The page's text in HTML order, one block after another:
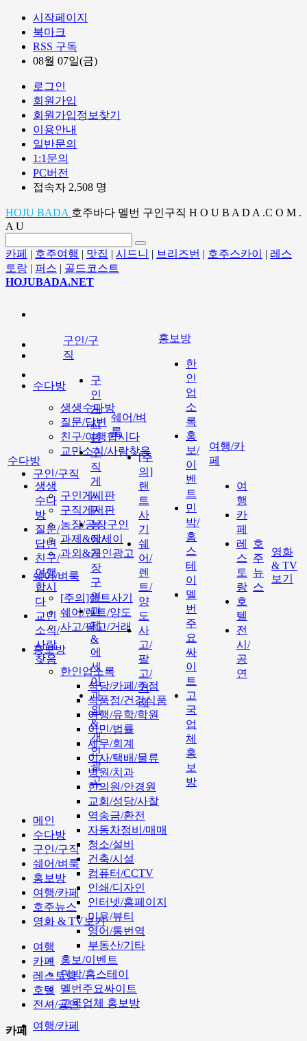
시작페이지
북마크
RSS 구독
08월 07일(금)
로그인
회원가입
회원가입정보찾기
이용안내
일반문의
1:1문의
PC버전
접속자 2,508 명
HOJU BADA 호주바다 멜번 구인구직 H O U B A D A .C O M .
A U
카페 | 호주여행 | 맛집 | 시드니 | 브리즈번 | 호주스카이 | 레스
토랑 | 퍼스 | 골드코스트
HOJUBADA.NET
수다방
생생수다방
질문/답변
친구/여행합시다
교민소식/사람찾음
구인/구직
구인게시판
구직게시판
농장/공장구인
과제&에세이
과외&개인광고
쉐어/벼룩
[주의]랜트사기
쉐어/렌트/양도
사고/팔고/거래
홍보방
한인업소록
식당/카페/주점
식품점/건강식품
여행/유학/학원
이민/법률
세무/회계
이사/택배/물류
병원/치과
한의원/안경원
교회/성당/사찰
역송금/환전
자동차정비/매매
청소/설비
건축/시설
컴퓨터/CCTV
인쇄/디자인
인터넷/홈페이지
미용/뷰티
영어/통번역
부동산/기타
홍보/이벤트
민박/홈스테이
멜번주요싸이트
고국업체 홍보방
여행/카페
수다방
생생
수다
방
질문/
답변
친구/
여행
합시
다
교민
소식/
사람
찾음
구인/구
직
구
인
게
시
판
구
직
게
시
판
농
장/
공
장
구
인
과
제
&
에
세
이
과
외
&
개
인
광
고
쉐어/벼
룩
[주
의]
랜
트
사
기
쉐
어/
렌
트/
양
도
사
고/
팔
고/
거
래
홍보방
한
인
업
소
록
홍
보/
이
벤
트
민
박/
홈
스
테
이
멜
번
주
요
싸
이
트
고
국
업
체
홍
보
방
여행/카
페
여
행
카
페
레
스
토
랑
호
텔
전
시/
공
연
호
주
뉴
스
영화
& TV
보기
메인
수다방
구인/구직
쉐어/벼룩
홍보방
여행/카페
호주뉴스
영화 & TV보기
여행
카페
레스토랑
호텔
전시/공연
카페